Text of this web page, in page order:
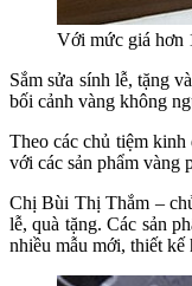
Với mức giá hơn
Sắm sửa sính lễ, tặng
bối cảnh vàng không
Theo các chủ tiệm
với các sản phẩm vàng
Chị Bùi Thị Thắm –
lễ, quà tặng. Các sản
nhiều mẫu mới, thiết